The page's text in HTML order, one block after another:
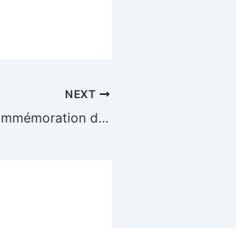
NEXT
10/05/2025 – Commémoration du 8 mai 1945 (2025)